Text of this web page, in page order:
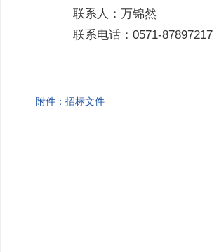
联系人：万锦然
联系电话：0571-87897217
附件：招标文件